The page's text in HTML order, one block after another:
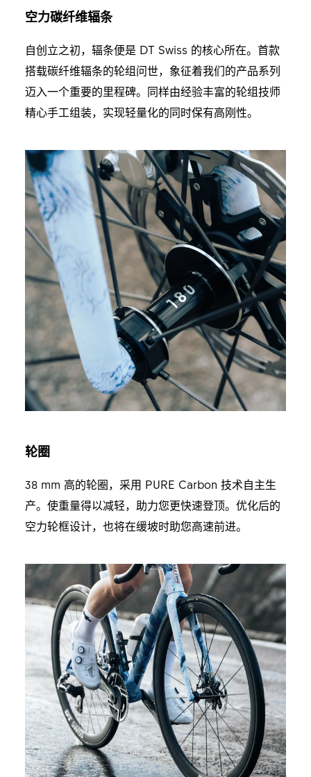
空力碳纤维辐条
自创立之初，辐条便是 DT Swiss 的核心所在。首款
搭载碳纤维辐条的轮组问世，象征着我们的产品系列
迈入一个重要的里程碑。同样由经验丰富的轮组技师
精心手工组装，实现轻量化的同时保有高刚性。
轮圈
38 mm 高的轮圈，采用 PURE Carbon 技术自主生
产。使重量得以减轻，助力您更快速登顶。优化后的
空力轮框设计，也将在缓坡时助您高速前进。